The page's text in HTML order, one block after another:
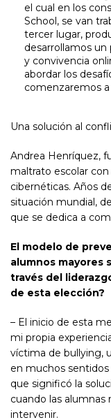
el cual en los
School, se van
tercer lugar,
desarrollamos
y convivencia
abordar los
comenzaremos
Una solución al
Andrea Henríquez,
maltrato escolar con
cibernéticas. Años
situación mundial,
que se dedica a
El modelo de
alumnos mayores
través del
de esta elección?
– El inicio de esta
mi propia
víctima de bullying,
en muchos sentidos
que significó la
cuando las
intervenir.